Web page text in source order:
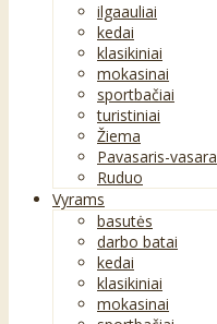
ilgaauliai
kedai
klasikiniai
mokasinai
sportbačiai
turistiniai
Žiema
Pavasaris-vasara
Ruduo
Vyrams
basutės
darbo batai
kedai
klasikiniai
mokasinai